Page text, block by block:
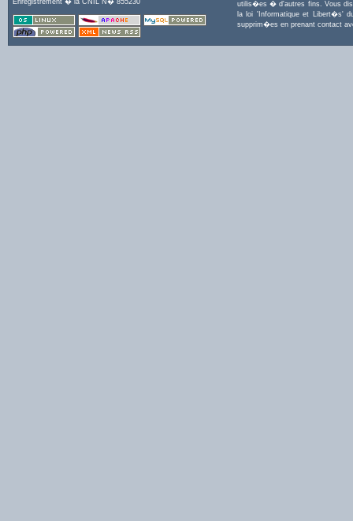
Enregistrement � la CNIL N� 855230
utilis�es � d'autres fins. Vous
la loi 'Informatique et Libert�s'
supprim�es en prenant contact